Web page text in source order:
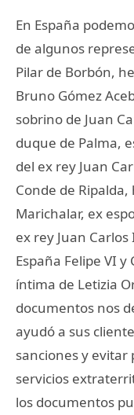
En España
de algunos
Pilar de Borbón,
Bruno Gómez
sobrino de Juan
duque de Palma,
del ex rey Juan
Conde de
Marichalar, ex
ex rey Juan
España Felipe VI
íntima de Letizia
documentos nos
ayudó a sus
sanciones y
servicios
los documentos